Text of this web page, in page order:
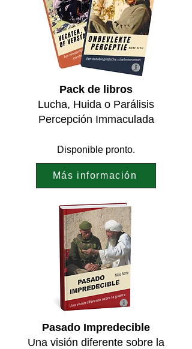
Pack de libros
Lucha, Huida o Parálisis
Percepción Immaculada
Disponible pronto.
Más información
Pasado Impredecible
Una visión diferente sobre la